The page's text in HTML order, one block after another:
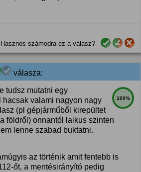
Hasznos számodra ez a válasz?
válasza:
100%
tudsz mutatni egy
hacsak valami nagyon nagy
(pl gépjárműből kirepültet
földről) onnantól laikus szinten
lenne szabad buktatni.
az történik amit fentebb is
őt, a mentésirányító pedig